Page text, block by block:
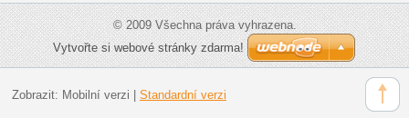
© 2009 Všechna práva vyhrazena.
Vytvořte si webové stránky zdarma!
Zobrazit: Mobilní verzi Standardní verzi